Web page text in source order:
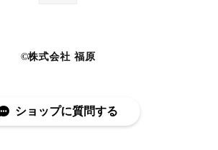
©︎株式会社 福原
ショップに質問する